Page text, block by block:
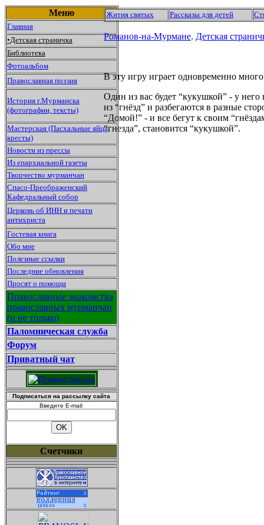
Меню
Главная
•Детская страничка
Библиотека
Фотоальбом
Православная поэзия
История г.Мурманска
(фотографии, тексты)
Мастерская (Пасхальные яйца,
кресты)
Новости из прессы
Из епархиальной газеты
Творчество мурманчан
Спасо-Преображенский
Кафедральный собор
Церковь об ИНН и печати
антихриста
Гостевая книга
Обо мне
Полезные ссылки
Последние обновления
Просят о помощи
Православные знакомства
православных мурманчан
(и не только)
Паломническая служба
Форум
Приватный чат
Подписаться на рассылку сайта
Введите E-mail:
Счетчики
Жития святых Рассказы для детей
Романов-на-Мурмане. Детская
В эту игру играет одновременно
Один из вас будет “кукушкой” - у него
из “гнёзд” и разбегаются в разные
“Домой!” - и все бегут к своим
“гнезда”, становится “кукушкой”.